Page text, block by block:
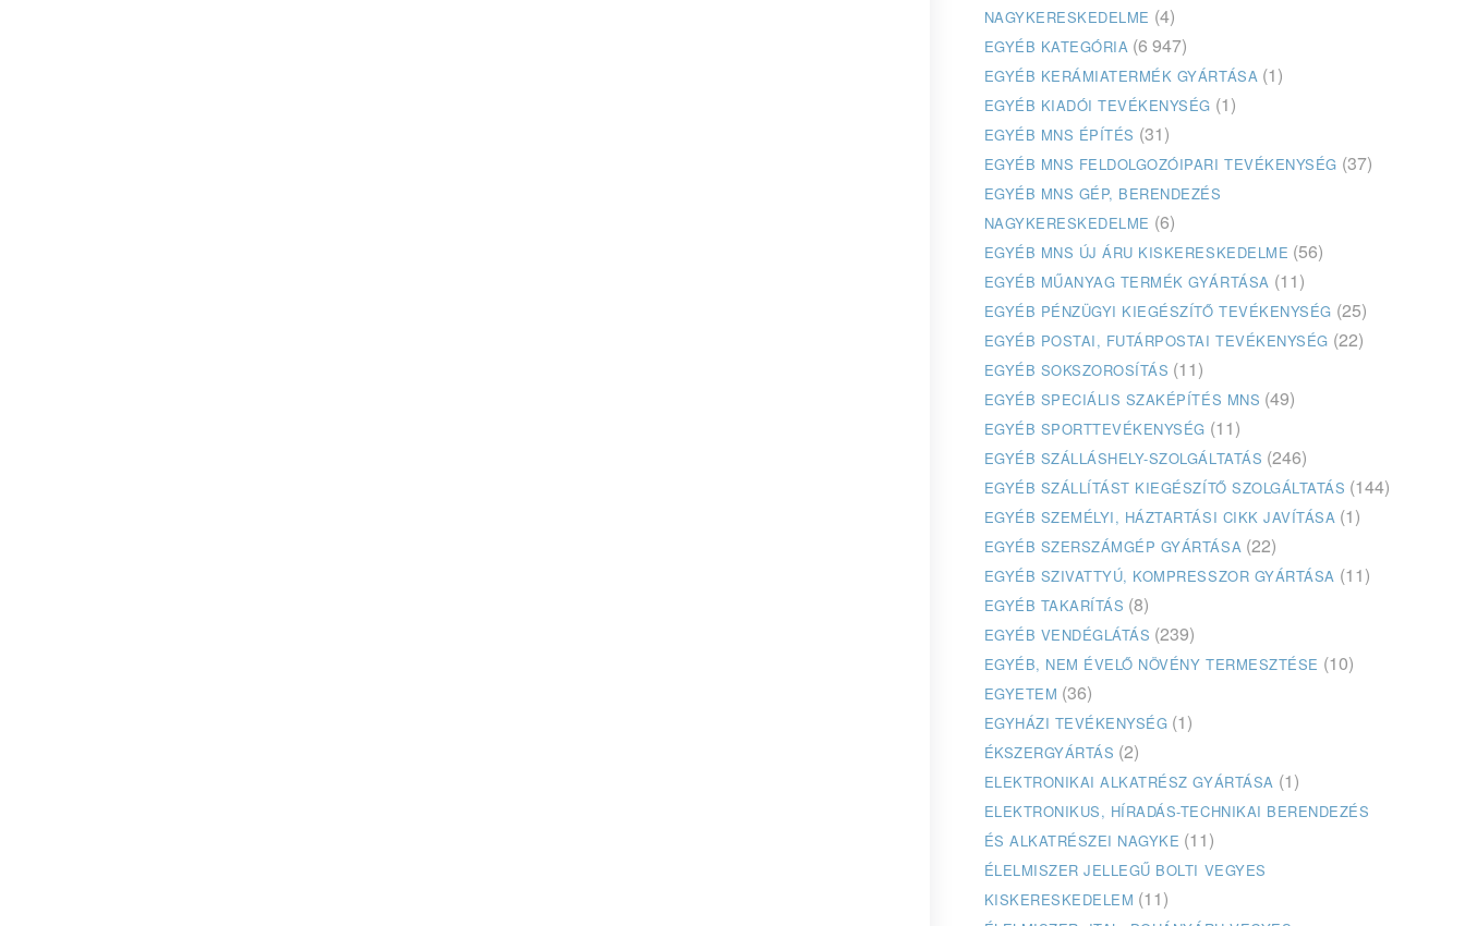
NAGYKERESKEDELME (4)
EGYÉB KATEGÓRIA (6 947)
EGYÉB KERÁMIATERMÉK GYÁRTÁSA (1)
EGYÉB KIADÓI TEVÉKENYSÉG (1)
EGYÉB MNS ÉPÍTÉS (31)
EGYÉB MNS FELDOLGOZÓIPARI TEVÉKENYSÉG (37)
EGYÉB MNS GÉP, BERENDEZÉS
NAGYKERESKEDELME (6)
EGYÉB MNS ÚJ ÁRU KISKERESKEDELME (56)
EGYÉB MŰANYAG TERMÉK GYÁRTÁSA (11)
EGYÉB PÉNZÜGYI KIEGÉSZÍTŐ TEVÉKENYSÉG (25)
EGYÉB POSTAI, FUTÁRPOSTAI TEVÉKENYSÉG (22)
EGYÉB SOKSZOROSÍTÁS (11)
EGYÉB SPECIÁLIS SZAKÉPÍTÉS MNS (49)
EGYÉB SPORTTEVÉKENYSÉG (11)
EGYÉB SZÁLLÁSHELY-SZOLGÁLTATÁS (246)
EGYÉB SZÁLLÍTÁST KIEGÉSZÍTŐ SZOLGÁLTATÁS (144)
EGYÉB SZEMÉLYI, HÁZTARTÁSI CIKK JAVÍTÁSA (1)
EGYÉB SZERSZÁMGÉP GYÁRTÁSA (22)
EGYÉB SZIVATTYÚ, KOMPRESSZOR GYÁRTÁSA (11)
EGYÉB TAKARÍTÁS (8)
EGYÉB VENDÉGLÁTÁS (239)
EGYÉB, NEM ÉVELŐ NÖVÉNY TERMESZTÉSE (10)
EGYETEM (36)
EGYHÁZI TEVÉKENYSÉG (1)
ÉKSZERGYÁRTÁS (2)
ELEKTRONIKAI ALKATRÉSZ GYÁRTÁSA (1)
ELEKTRONIKUS, HÍRADÁS-TECHNIKAI BERENDEZÉS
ÉS ALKATRÉSZEI NAGYKE (11)
ÉLELMISZER JELLEGŰ BOLTI VEGYES
KISKERESKEDELEM (11)